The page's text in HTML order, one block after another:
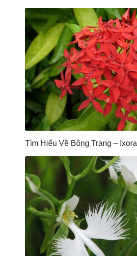
Tìm Hiểu Về Bông Trang – Ixora